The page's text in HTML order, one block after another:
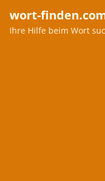
wort-
Ihre Hilfe beim Wort